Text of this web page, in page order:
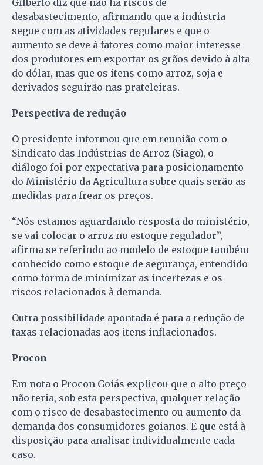
Gilberto diz que não há riscos de
desabastecimento, afirmando que a indústria
segue com as atividades regulares e que o
aumento se deve à fatores como maior interesse
dos produtores em exportar os grãos devido à alta
do dólar, mas que os itens como arroz, soja e
derivados seguirão nas prateleiras.
Perspectiva de redução
O presidente informou que em reunião com o
Sindicato das Indústrias de Arroz (Siago), o
diálogo foi por expectativa para posicionamento
do Ministério da Agricultura sobre quais serão as
medidas para frear os preços.
“Nós estamos aguardando resposta do ministério,
se vai colocar o arroz no estoque regulador”,
afirma se referindo ao modelo de estoque também
conhecido como estoque de segurança, entendido
como forma de minimizar as incertezas e os
riscos relacionados à demanda.
Outra possibilidade apontada é para a redução de
taxas relacionadas aos itens inflacionados.
Procon
Em nota o Procon Goiás explicou que o alto preço
não teria, sob esta perspectiva, qualquer relação
com o risco de desabastecimento ou aumento da
demanda dos consumidores goianos. E que está à
disposição para analisar individualmente cada
caso.